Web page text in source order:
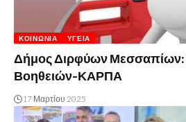
ΚΟΙΝΩΝΊΑ ΥΓΕΊΑ
Δήμος Διρφύων Μεσσαπίων:
Βοηθειών-ΚΑΡΠΑ
17 Μαρτίου 2025